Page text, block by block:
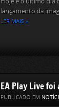
lançamento da
LER MAIS »
EA Play Live foi
PUBLICADO EM